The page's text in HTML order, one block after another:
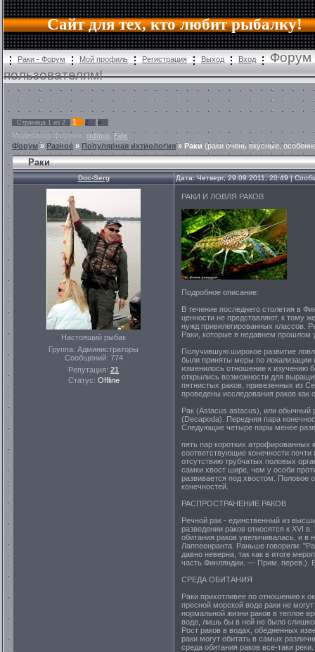
Сайт для тех, кто любит рыбалку!
Раки - Форум Мой профиль Регистрация Выход Вход
Форум
пользователям!
Страница 1 из 2 1 2 »
Модератор форума: ntdimon , Felix
Форум» Разное » Популярная ихтиология» Раки (раки очень вкусные,
Раки
Doc-Serg Дата: Четверг, 29.09.2011, 20:49 |
Настоящий рыбак
Группа: Администраторы
Сообщений: 774
Репутация: 21
Статус: Offline
РАКИ И ЛОВЛЯ РАКОВ
Подробное описание:
В течение последнего столетия в
ценности не представляют, к тому
нужд привилегированных классов.
Раки, которые в недавнем прошлом
Получившую широкое развитие
были приняты меры по локализации
изменилось отношение к изучению
открылись возможности для
пятнистых раков, привезенных из
проведены исследования раков как
Рак (Astacus astacus), или обычный
(Decapoda). Передняя пара
Следующие четыре пары менее
пять пар коротких
соответствующие конечности
отсутствию трубчатых половых
самки хвост шире, чем у особи
развивается под хвостом. Половое
конечностей.
РАСПРОСТРАНЕНИЕ РАКОВ
Речной рак - единственный из
разведении раков относятся к XVI
обитания раков увеличивалась, и в
Лаппеенранта. Раньше говорили:
давно неверна, так как в итоге
часть Финляндии. — Прим. перев.). В
СРЕДА ОБИТАНИЯ
Раки прихотливее по отношению к
пресной морской воде раки не
нормальной жизни раков в теплое
воде, лишь бы в ней не было
Рост раков в водах, обедненных
раки могут обитать в самых
среда обитания раков все-таки реки.